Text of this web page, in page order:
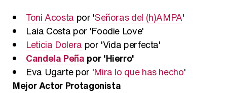
Toni Acosta por 'Señoras del (h)AMPA'
Laia Costa por 'Foodie Love'
Leticia Dolera por 'Vida perfecta'
Candela Peña por 'Hierro'
Eva Ugarte por 'Mira lo que has hecho'
Mejor Actor Protagonista